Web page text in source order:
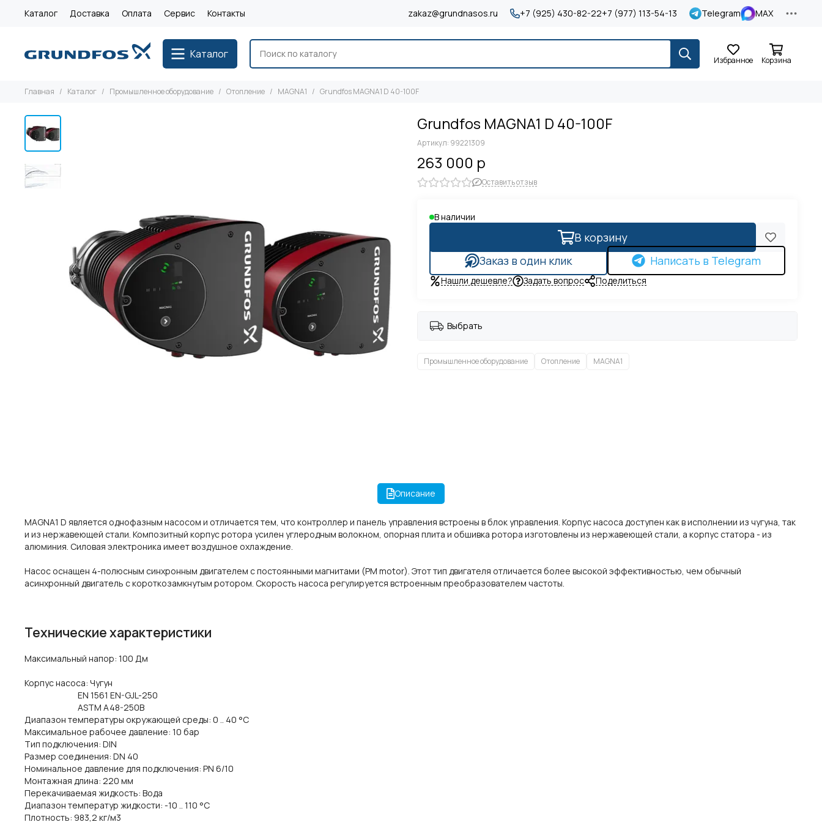
Каталог Доставка Оплата Сервис Контакты zakaz@grundnasos.ru +7 (925) 430-82-22+7 (977) 113-54-13 Telegram MAX
Каталог Избранное Корзина
Главная Каталог Промышленное оборудование Отопление MAGNA1 Grundfos MAGNA1 D 40-100F
Grundfos MAGNA1 D 40-100F
Артикул: 99221309
263 000 р
Оставить отзыв
В наличии
В корзину
Заказ в один клик
Написать в Telegram
Нашли дешевле? Задать вопрос Поделиться
Выбрать
Промышленное оборудование Отопление MAGNA1
Описание
MAGNA1 D является однофазным насосом и отличается тем, что контроллер и панель управления встроены в блок управления. Корпус насоса доступен как в исполнении из чугуна, так
и из нержавеющей стали. Композитный корпус ротора усилен углеродным волокном, опорная плита и обшивка ротора изготовлены из нержавеющей стали, а корпус статора - из
алюминия. Силовая электроника имеет воздушное охлаждение.
Насос оснащен 4-полюсным синхронным двигателем с постоянными магнитами (PM motor). Этот тип двигателя отличается более высокой эффективностью, чем обычный
асинхронный двигатель с короткозамкнутым ротором. Скорость насоса регулируется встроенным преобразователем частоты.
Технические характеристики
Максимальный напор: 100 Дм
Корпус насоса: Чугун
EN 1561 EN-GJL-250
ASTM A48-250B
Диапазон температуры окружающей среды: 0 .. 40 °C
Максимальное рабочее давление: 10 бар
Тип подключения: DIN
Размер соединения: DN 40
Номинальное давление для подключения: PN 6/10
Монтажная длина: 220 мм
Перекачиваемая жидкость: Вода
Диапазон температур жидкости: -10 .. 110 °C
Плотность: 983,2 кг/м3